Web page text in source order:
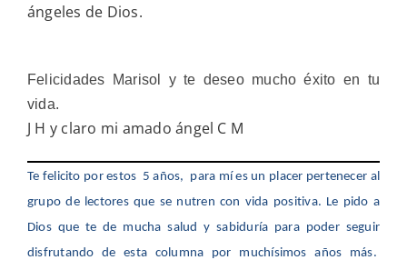
ángeles de Dios.
Felicidades Marisol y te deseo mucho éxito en tu
vida.
J H y claro mi amado ángel C M
Te felicito por estos 5 años, para mí es un placer pertenecer al
grupo de lectores que se nutren con vida positiva. Le pido a
Dios que te de mucha salud y sabiduría para poder seguir
disfrutando de esta columna por muchísimos años más.